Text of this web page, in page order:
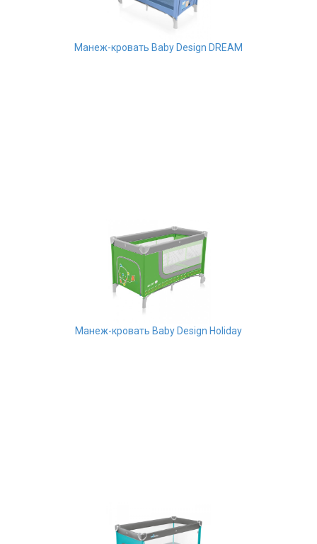
Манеж-кровать Baby Design DREAM
Манеж-кровать Baby Design Holiday